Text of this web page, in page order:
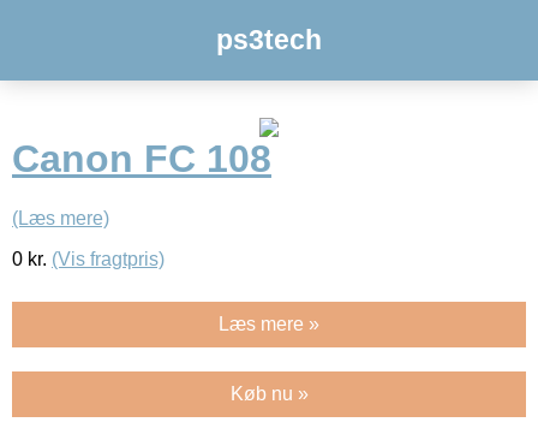
ps3tech
Canon FC 108
(Læs mere)
0 kr. (Vis fragtpris)
Læs mere »
Køb nu »